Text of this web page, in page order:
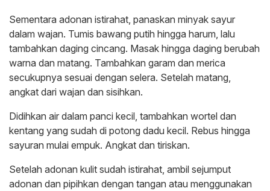
Sementara adonan istirahat, panaskan minyak sayur
dalam wajan. Tumis bawang putih hingga harum, lalu
tambahkan daging cincang. Masak hingga daging berubah
warna dan matang. Tambahkan garam dan merica
secukupnya sesuai dengan selera. Setelah matang,
angkat dari wajan dan sisihkan.
Didihkan air dalam panci kecil, tambahkan wortel dan
kentang yang sudah di potong dadu kecil. Rebus hingga
sayuran mulai empuk. Angkat dan tiriskan.
Setelah adonan kulit sudah istirahat, ambil sejumput
adonan dan pipihkan dengan tangan atau menggunakan